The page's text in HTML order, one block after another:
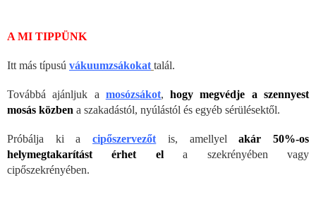
A MI TIPPÜNK
Itt más típusú vákuumzsákokat talál.
Továbbá ajánljuk a mosózsákot,hogy megvédje a szennyest
mosás közben a szakadástól, nyúlástól és egyéb sérülésektől.
Próbálja ki acipőszervezőt is, amellyelakár 50%-os
helymegtakarítást érhet ela szekrényében vagy
cipőszekrényében.